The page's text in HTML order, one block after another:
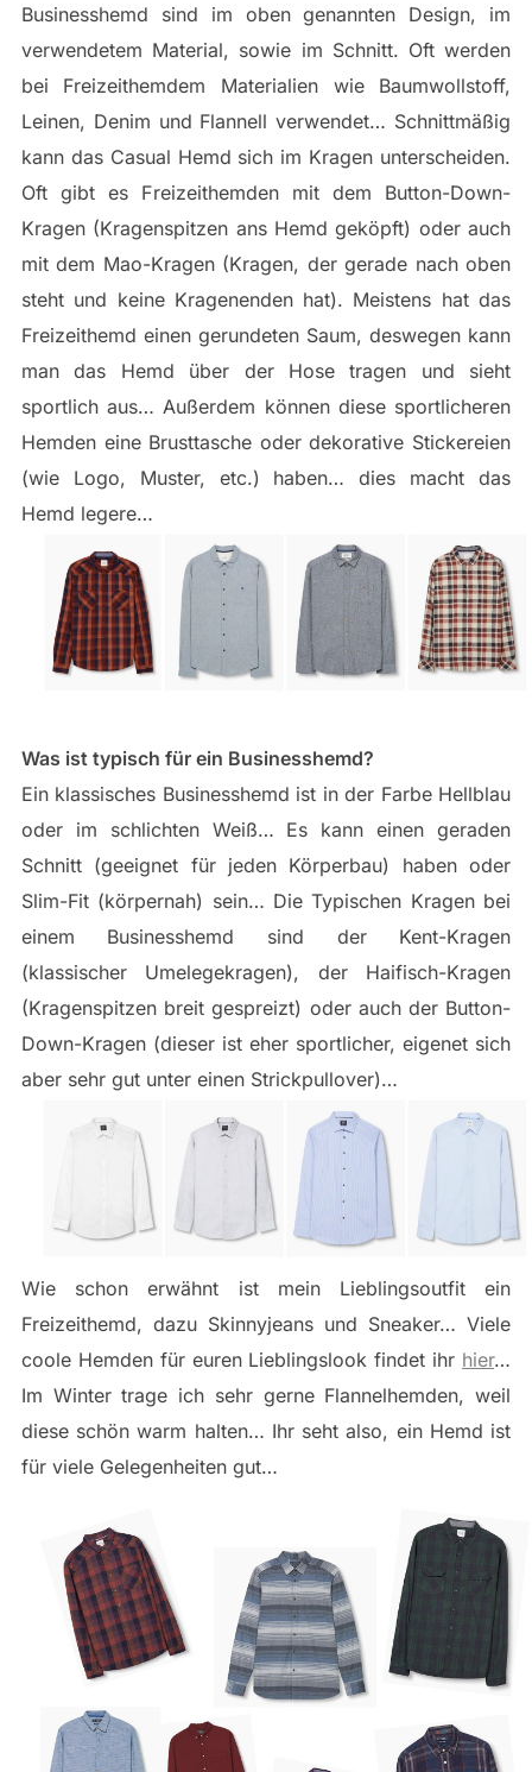
Businesshemd sind im oben genannten Design, im
verwendetem Material, sowie im Schnitt. Oft werden
bei Freizeithemdem Materialien wie Baumwollstoff,
Leinen, Denim und Flannell verwendet… Schnittmäßig
kann das Casual Hemd sich im Kragen unterscheiden.
Oft gibt es Freizeithemden mit dem Button-Down-
Kragen (Kragenspitzen ans Hemd geköpft) oder auch
mit dem Mao-Kragen (Kragen, der gerade nach oben
steht und keine Kragenenden hat). Meistens hat das
Freizeithemd einen gerundeten Saum, deswegen kann
man das Hemd über der Hose tragen und sieht
sportlich aus… Außerdem können diese sportlicheren
Hemden eine Brusttasche oder dekorative Stickereien
(wie Logo, Muster, etc.) haben… dies macht das
Hemd legere…
Was ist typisch für ein Businesshemd?
Ein klassisches Businesshemd ist in der Farbe Hellblau
oder im schlichten Weiß… Es kann einen geraden
Schnitt (geeignet für jeden Körperbau) haben oder
Slim-Fit (körpernah) sein… Die Typischen Kragen bei
einem Businesshemd sind der Kent-Kragen
(klassischer Umelegekragen), der Haifisch-Kragen
(Kragenspitzen breit gespreizt) oder auch der Button-
Down-Kragen (dieser ist eher sportlicher, eigenet sich
aber sehr gut unter einen Strickpullover)…
Wie schon erwähnt ist mein Lieblingsoutfit ein
Freizeithemd, dazu Skinnyjeans und Sneaker… Viele
coole Hemden für euren Lieblingslook findet ihr hier…
Im Winter trage ich sehr gerne Flannelhemden, weil
diese schön warm halten… Ihr seht also, ein Hemd ist
für viele Gelegenheiten gut…